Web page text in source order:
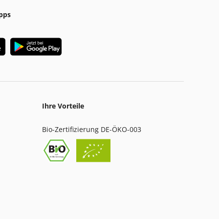
Ihre Vorteile
Bio-Zertifizierung DE-ÖKO-003